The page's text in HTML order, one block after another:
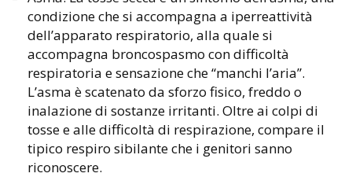
condizione che si accompagna a iperreattività
dell’apparato respiratorio, alla quale si
accompagna broncospasmo con difficoltà
respiratoria e sensazione che “manchi l’aria”.
L’asma è scatenato da sforzo fisico, freddo o
inalazione di sostanze irritanti. Oltre ai colpi di
tosse e alle difficoltà di respirazione, compare il
tipico respiro sibilante che i genitori sanno
riconoscere.